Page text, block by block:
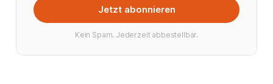
Jetzt abonnieren
Kein Spam. Jederzeit abbestellbar.